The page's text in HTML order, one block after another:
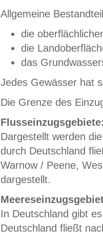
Allgemeine
die
die
das
Jedes Gewässer hat
Die Grenze des
Dargestellt werden
durch Deutschland
Warnow / Peene,
dargestellt.
In Deutschland gibt
Deutschland fließt